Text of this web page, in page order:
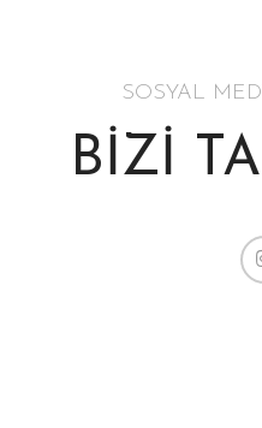
SOSYAL
BİZİ